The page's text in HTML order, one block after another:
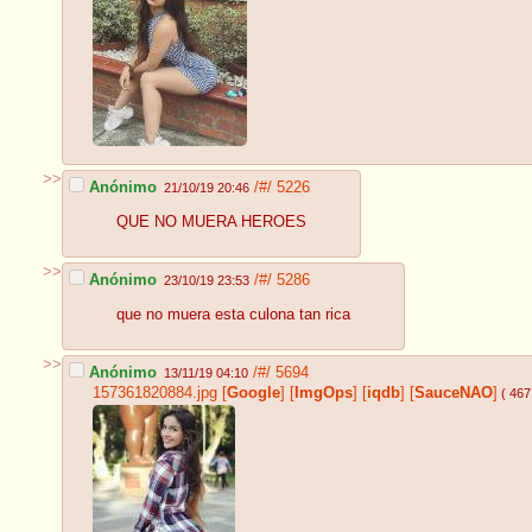
>> Anónimo 21/10/19 20:46 /#/ 5226
QUE NO MUERA HEROES
>> Anónimo 23/10/19 23:53 /#/ 5286
que no muera esta culona tan rica
>> Anónimo 13/11/19 04:10 /#/ 5694
157361820884.jpg [Google] [ ImgOps] [iqdb] [SauceNAO] (